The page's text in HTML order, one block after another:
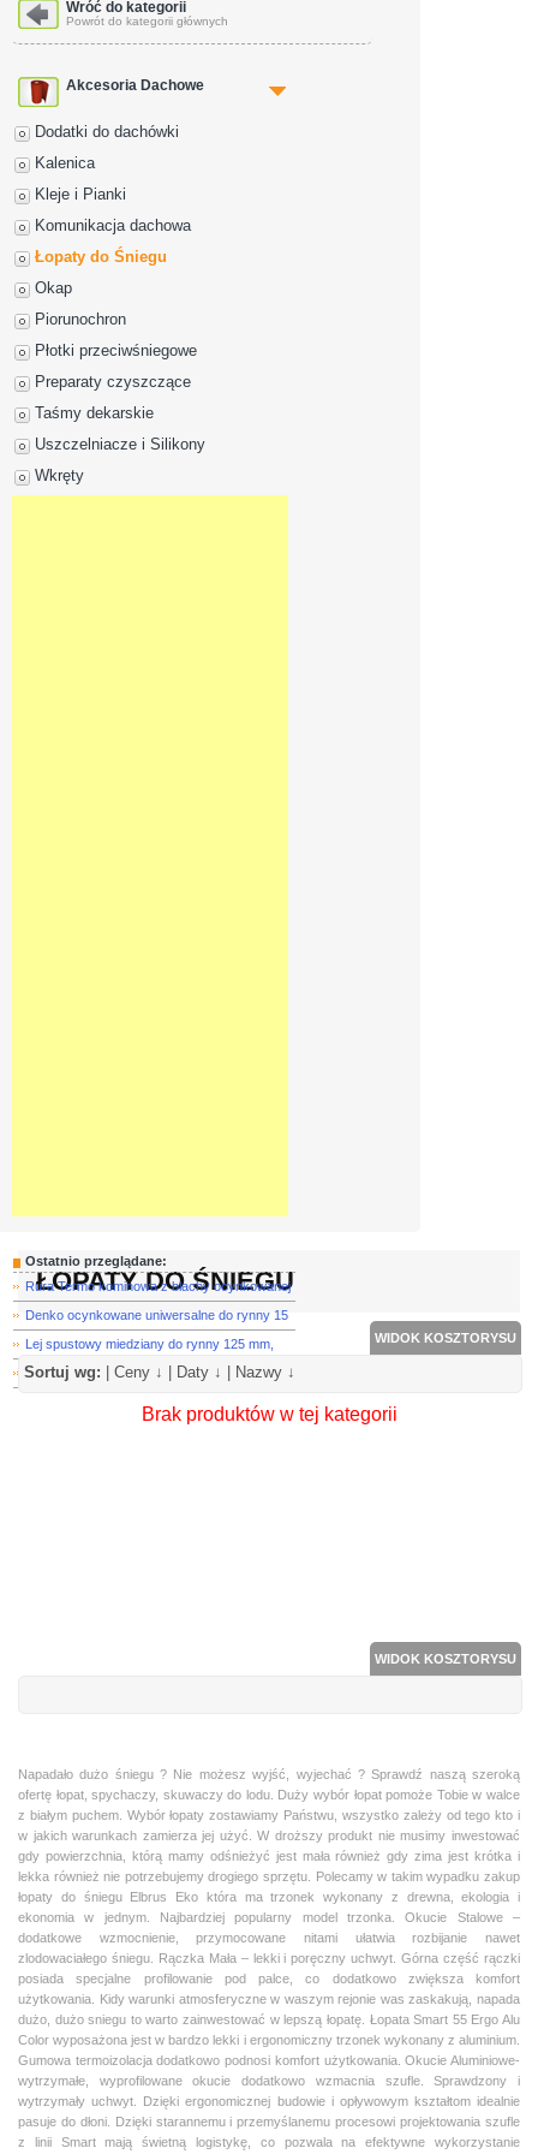
Wróć do kategorii
Powrót do kategorii głównych
Akcesoria Dachowe
Dodatki do dachówki
Kalenica
Kleje i Pianki
Komunikacja dachowa
Łopaty do Śniegu
Okap
Piorunochron
Płotki przeciwśniegowe
Preparaty czyszczące
Taśmy dekarskie
Uszczelniacze i Silikony
Wkręty
Ostatnio przeglądane:
Rura Termo kominowa z blachy ocynkowanej
Denko ocynkowane uniwersalne do rynny 15
Lej spustowy miedziany do rynny 125 mm,
Narożnik zewnętrzny miedziany 90° do ryn
ŁOPATY DO ŚNIEGU
WIDOK KOSZTORYSU
Sortuj wg: |Ceny ↓ Daty ↓ Nazwy ↓
Brak produktów w tej kategorii
WIDOK KOSZTORYSU
Napadało dużo śniegu ? Nie możesz wyjść, wyjechać ? Sprawdź naszą szeroką
ofertę łopat, spychaczy, skuwaczy do lodu. Duży wybór łopat pomoże Tobie w walce
z białym puchem. Wybór łopaty zostawiamy Państwu, wszystko zależy od tego kto i
w jakich warunkach zamierza jej użyć. W droższy produkt nie musimy inwestować
gdy powierzchnia, którą mamy odśnieżyć jest mała również gdy zima jest krótka i
lekka również nie potrzebujemy drogiego sprzętu. Polecamy w takim wypadku zakup
łopaty do śniegu Elbrus Eko która ma trzonek wykonany z drewna, ekologia i
ekonomia w jednym. Najbardziej popularny model trzonka. Okucie Stalowe –
dodatkowe wzmocnienie, przymocowane nitami ułatwia rozbijanie nawet
zlodowaciałego śniegu. Rączka Mała – lekki i poręczny uchwyt. Górna część rączki
posiada specjalne profilowanie pod palce, co dodatkowo zwiększa komfort
użytkowania. Kidy warunki atmosferyczne w waszym rejonie was zaskakują, napada
dużo, dużo sniegu to warto zainwestować w lepszą łopatę. Łopata Smart 55 Ergo Alu
Color wyposażona jest w bardzo lekki i ergonomiczny trzonek wykonany z aluminium.
Gumowa termoizolacja dodatkowo podnosi komfort użytkowania. Okucie Aluminiowe-
wytrzymałe, wyprofilowane okucie dodatkowo wzmacnia szufle. Sprawdzony i
wytrzymały uchwyt. Dzięki ergonomicznej budowie i opływowym kształtom idealnie
pasuje do dłoni. Dzięki starannemu i przemyślanemu procesowi projektowania szufle
z linii Smart mają świetną logistykę, co pozwala na efektywne wykorzystanie